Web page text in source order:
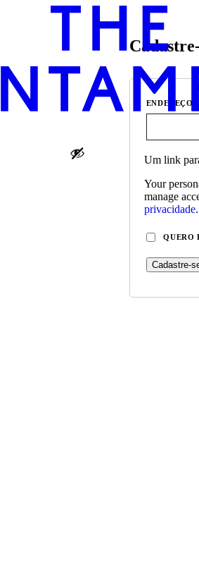
ENDEREÇO
Um link
Your
manage
privacidade.
QUERO
Cadastre-